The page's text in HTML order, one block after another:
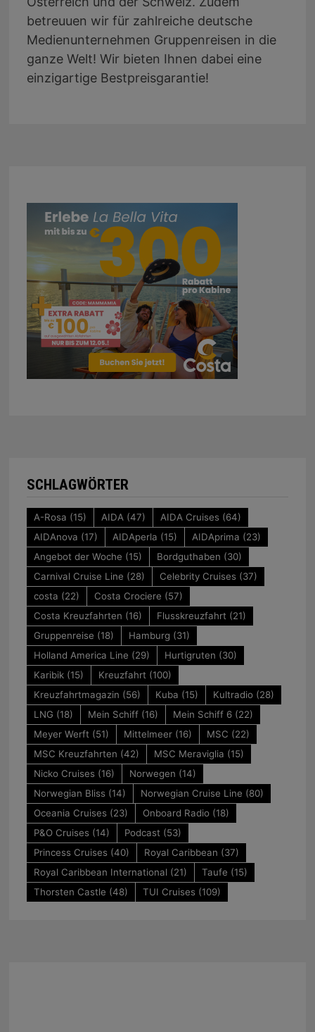
betreuuen wir für zahlreiche deutsche
Medienunternehmen Gruppenreisen in die
ganze Welt! Wir bieten Ihnen dabei eine
einzigartige Bestpreisgarantie!
SCHLAGWÖRTER
A-Rosa (15) AIDA(47) AIDA Cruises (64)
AIDAnova (17) AIDAperla (15) AIDAprima (23)
Angebot der Woche (15) Bordguthaben (30)
Carnival Cruise Line (28) Celebrity Cruises (37)
costa (22) Costa Crociere (57)
Costa Kreuzfahrten (16) Flusskreuzfahrt(21)
Gruppenreise (18) Hamburg (31)
Holland America Line (29) Hurtigruten (30)
Karibik(15) Kreuzfahrt(100)
Kreuzfahrtmagazin (56) Kuba (15) Kultradio(28)
LNG (18) Mein Schiff(16) Mein Schiff 6(22)
Meyer Werft(51) Mittelmeer(16) MSC (22)
MSC Kreuzfahrten (42) MSC Meraviglia (15)
Nicko Cruises (16) Norwegen (14)
Norwegian Bliss (14) Norwegian Cruise Line (80)
Oceania Cruises (23) Onboard Radio(18)
P&O Cruises (14) Podcast(53)
Princess Cruises (40) Royal Caribbean (37)
Royal Caribbean International (21) Taufe (15)
Thorsten Castle (48) TUI Cruises (109)